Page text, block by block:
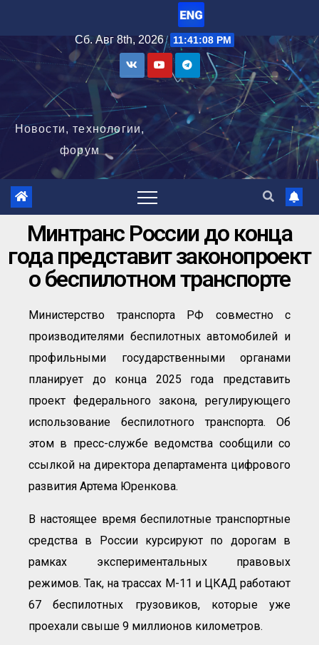
Сб. Авг 8th, 2026 11:41:08 PM
Новости, технологии,
форум
Минтранс России до конца
года представит законопроект
о беспилотном транспорте
Министерство транспорта РФ совместно с
производителями беспилотных автомобилей и
профильными государственными органами
планирует до конца 2025 года представить
проект федерального закона, регулирующего
использование беспилотного транспорта. Об
этом в пресс-службе ведомства сообщили со
ссылкой на директора департамента цифрового
развития Артема Юренкова.
В настоящее время беспилотные транспортные
средства в России курсируют по дорогам в
рамках экспериментальных правовых
режимов. Так, на трассах М-11 и ЦКАД работают
67 беспилотных грузовиков, которые уже
проехали свыше 9 миллионов километров.